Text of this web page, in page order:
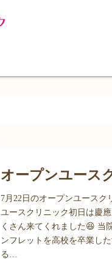
オープンユース
7月22日のオープンユース
ユースクリニック初日は慶
くさん来てくれました😆 当
ンフレットを高校を卒業し
る…